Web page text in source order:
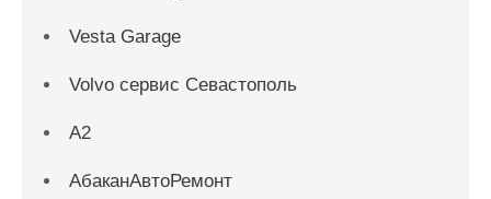
Vesta Garage
Volvo сервис Севастополь
А2
АбаканАвтоРемонт